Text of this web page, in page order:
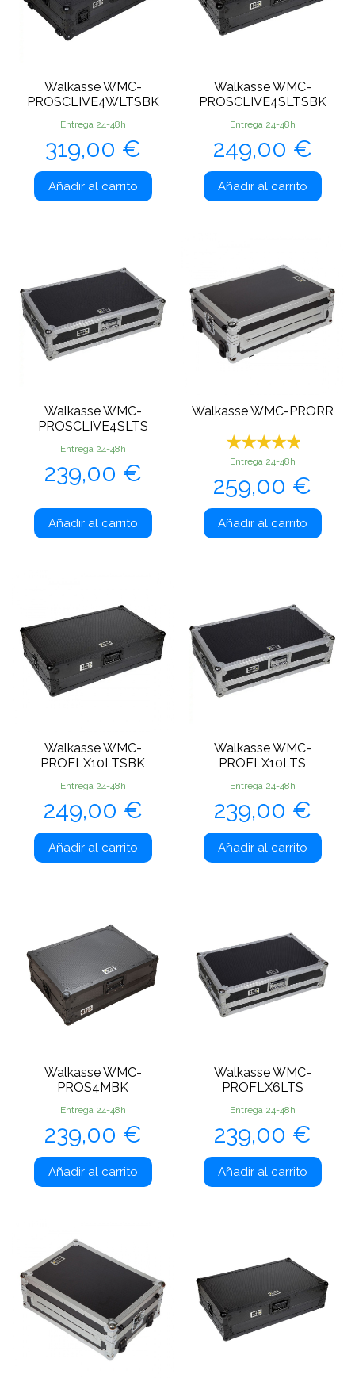
Walkasse WMC-
PROSCLIVE4WLTSBK
Entrega 24-48h
Precio
319,00 €
Añadir al carrito
Walkasse WMC-
PROSCLIVE4SLTSBK
Entrega 24-48h
Precio
249,00 €
Añadir al carrito
Walkasse WMC-
PROSCLIVE4SLTS
Entrega 24-48h
Precio
239,00 €
Añadir al carrito
Walkasse WMC-PRORR
Entrega 24-48h
Precio
259,00 €
Añadir al carrito
Walkasse WMC-
PROFLX10LTSBK
Entrega 24-48h
Precio
249,00 €
Añadir al carrito
Walkasse WMC-
PROFLX10LTS
Entrega 24-48h
Precio
239,00 €
Añadir al carrito
Walkasse WMC-
PROS4MBK
Entrega 24-48h
Precio
239,00 €
Añadir al carrito
Walkasse WMC-
PROFLX6LTS
Entrega 24-48h
Precio
239,00 €
Añadir al carrito